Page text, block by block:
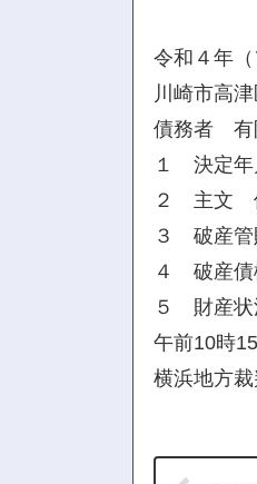
令和４年
川崎市高
債務者 有
１ 決定年
２ 主文
３ 破産
４ 破産債
５ 財産状
午前10時
横浜地方